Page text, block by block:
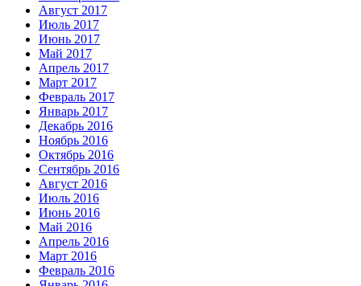
Август 2017
Июль 2017
Июнь 2017
Май 2017
Апрель 2017
Март 2017
Февраль 2017
Январь 2017
Декабрь 2016
Ноябрь 2016
Октябрь 2016
Сентябрь 2016
Август 2016
Июль 2016
Июнь 2016
Май 2016
Апрель 2016
Март 2016
Февраль 2016